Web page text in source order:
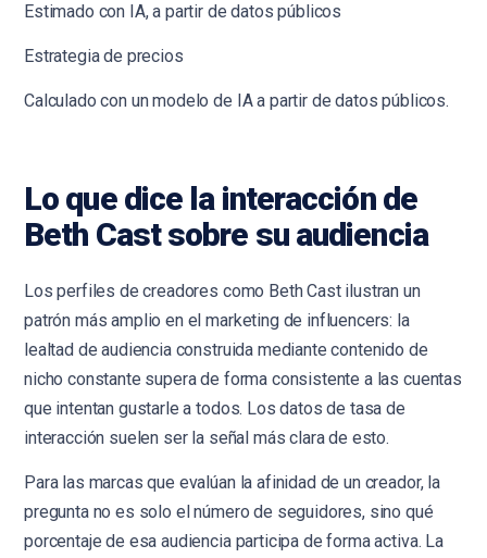
Estimado con IA, a partir de datos públicos
Estrategia de precios
Calculado con un modelo de IA a partir de datos públicos.
Lo que dice la interacción de
Beth Cast sobre su audiencia
Los perfiles de creadores como Beth Cast ilustran un
patrón más amplio en el marketing de influencers: la
lealtad de audiencia construida mediante contenido de
nicho constante supera de forma consistente a las cuentas
que intentan gustarle a todos. Los datos de tasa de
interacción suelen ser la señal más clara de esto.
Para las marcas que evalúan la afinidad de un creador, la
pregunta no es solo el número de seguidores, sino qué
porcentaje de esa audiencia participa de forma activa. La